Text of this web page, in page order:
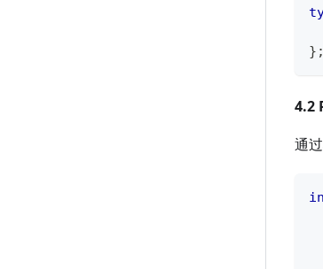
} ;
4.2
通